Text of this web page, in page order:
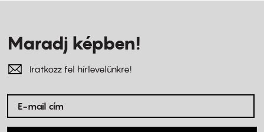
Maradj képben!
Iratkozz fel hírlevelünkre!